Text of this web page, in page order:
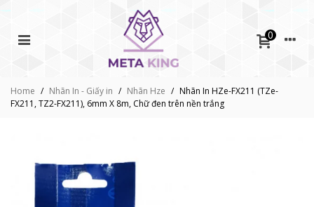
0
Home / Nhãn In - Giấy in / Nhãn Hze / Nhãn In HZe-FX211 (TZe-
FX211, TZ2-FX211), 6mm X 8m, Chữ đen trên nền trắng